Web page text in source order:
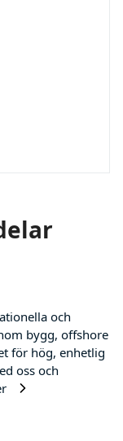
och
bygg, offshore
för hög, enhetlig
oss och